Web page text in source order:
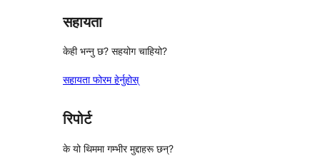
सहायता
केही भन्नु छ? सहयोग चाहियो?
सहायता फोरम हेर्नुहोस्
रिपोर्ट
के यो थिममा गम्भीर मुद्दाहरू छन्?